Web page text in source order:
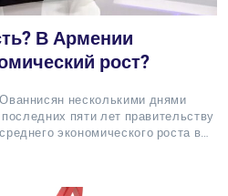
В Армении
рост?
несколькими днями
пяти лет правительству
экономического роста в…